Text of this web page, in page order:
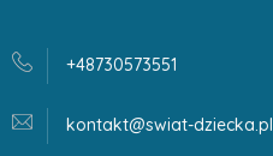
+48730573551
kontakt@swiat-dziecka.pl